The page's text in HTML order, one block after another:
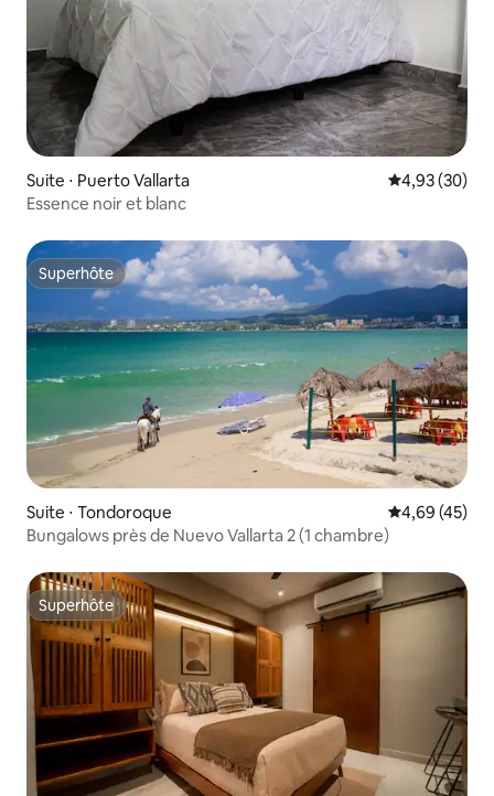
Suite ⋅ Puerto Vallarta Évaluation
4,93 (30)
Essence noir et blanc
Superhôte
Superhôte
Suite ⋅ Tondoroque Évaluation
4,69 (45)
Bungalows près de Nuevo Vallarta 2 (1 chambre)
Superhôte
Superhôte